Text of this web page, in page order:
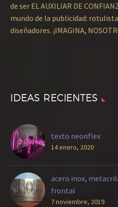
de ser EL AUXILIAR DE
mundo de la publicidad:
diseñadores. ¡IMAGINA,
IDEAS RECIENTES
texto neonflex
14 enero, 2020
acero inox,
frontal
7 noviembre, 2019